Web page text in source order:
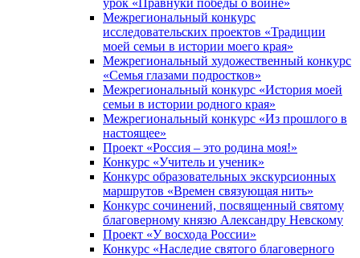
урок «Правнуки победы о войне»
Межрегиональный конкурс
исследовательских проектов «Традиции
моей семьи в истории моего края»
Межрегиональный художественный конкурс
«Семья глазами подростков»
Межрегиональный конкурс «История моей
семьи в истории родного края»
Межрегиональный конкурс «Из прошлого в
настоящее»
Проект «Россия – это родина моя!»
Конкурс «Учитель и ученик»
Конкурс образовательных экскурсионных
маршрутов «Времен связующая нить»
Конкурс сочинений, посвященный святому
благоверному князю Александру Невскому
Проект «У восхода России»
Конкурс «Наследие святого благоверного